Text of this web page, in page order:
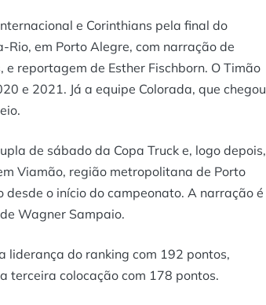
e Corinthians pela final do
em Porto Alegre, com narração de
reportagem de Esther Fischborn. O Timão
e 2021. Já a equipe Colorada, que chegou
de sábado da Copa Truck e, logo depois,
Viamão, região metropolitana de Porto
o início do campeonato. A narração é
Wagner Sampaio.
liderança do ranking com 192 pontos,
terceira colocação com 178 pontos.